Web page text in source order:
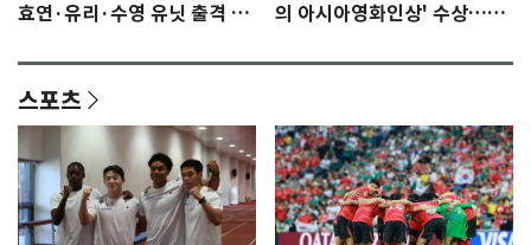
효연·유리·수영 유닛 출격 [N
의 아시아영화인상' 수상…15
스포츠